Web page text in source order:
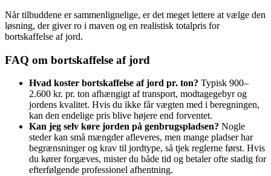
Når tilbuddene er sammenlignelige, er det meget lettere at vælge den
løsning, der giver ro i maven og en realistisk totalpris for
bortskaffelse af jord.
FAQ om bortskaffelse af jord
Hvad koster bortskaffelse af jord pr. ton? Typisk 900–
2.600 kr. pr. ton afhængigt af transport, modtagegebyr og
jordens kvalitet. Hvis du ikke får vægten med i beregningen,
kan den endelige pris blive højere end forventet.
Kan jeg selv køre jorden på genbrugspladsen? Nogle
steder kan små mængder afleveres, men mange pladser har
begrænsninger og krav til jordtype, så tjek reglerne først. Hvis
du kører forgæves, mister du både tid og betaler ofte stadig for
efterfølgende professionel afhentning.